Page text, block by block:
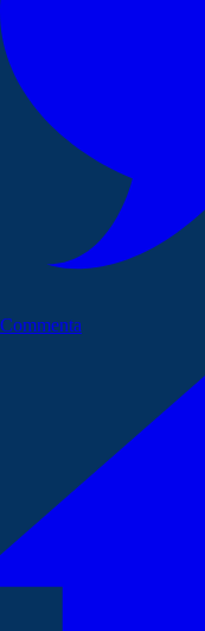
Commenta